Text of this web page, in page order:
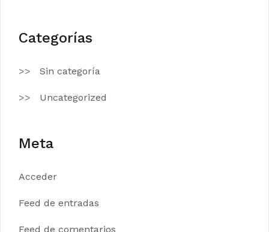
Categorías
Sin categoría
Uncategorized
Meta
Acceder
Feed de entradas
Feed de comentarios